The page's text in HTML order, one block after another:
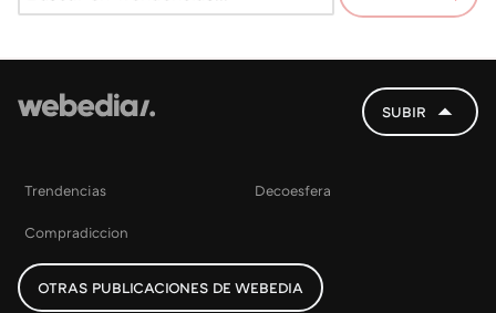
SUBIR
Trendencias Decoesfera
Compradiccion
OTRAS PUBLICACIONES DE WEBEDIA